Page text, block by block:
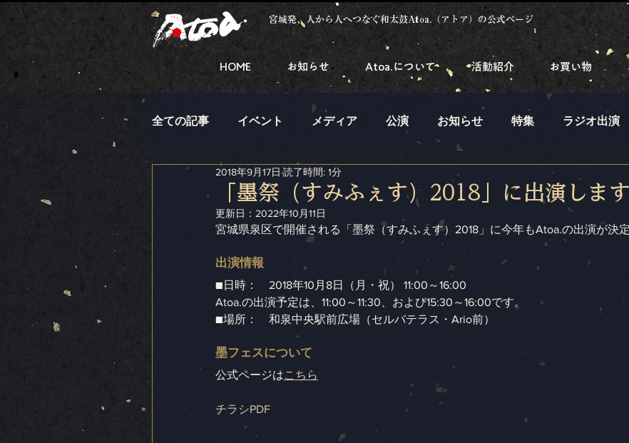
宮城発、人から人へつなぐ和太鼓Atoa.（アトア）の公式ページ
HOME お知らせ Atoa.について 活動紹介 お買い物
全ての記事 イベント メディア 公演 お知らせ 特集 ラジオ出演
「墨祭（すみふぇす）2018」に出演します
2018年9月17日 読了時間: 1分
更新日： 2022年10月11日
宮城県泉区で開催される「墨祭（すみふぇす）2018」に今年もAtoa.の出演が決
出演情報
■日時：　2018年10月8日（月・祝） 11:00～16:00
Atoa.の出演予定は、11:00～11:30、および15:30～16:00です。
■場所：　和泉中央駅前広場（セルバテラス・Ario前）
墨フェスについて
公式ページはこちら
チラシPDF